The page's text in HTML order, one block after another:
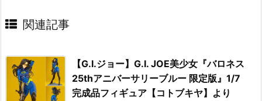
関連記事
【G.I.ジョー】G.I. JOE美少女『バロネス
25thアニバーサリーブルー 限定版』1/7
完成品フィギュア【コトブキヤ】より